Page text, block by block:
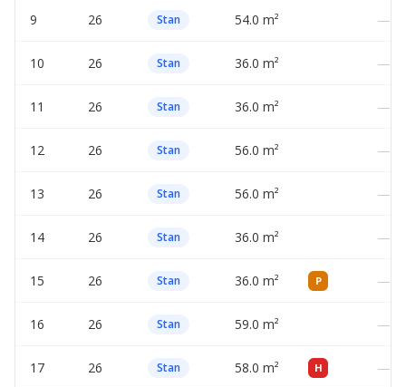
9 26 Stan 54.0 m² —
10 26 Stan 36.0 m² —
11 26 Stan 36.0 m² —
12 26 Stan 56.0 m² —
13 26 Stan 56.0 m² —
14 26 Stan 36.0 m² —
15 26 Stan 36.0 m² P —
16 26 Stan 59.0 m² —
17 26 Stan 58.0 m² H —